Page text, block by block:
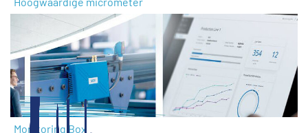
Monitoring Box